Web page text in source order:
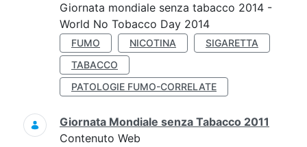
Giornata mondiale senza tabacco 2014 -
World No Tobacco Day 2014
FUMO NICOTINA
SIGARETTA
TABACCO
PATOLOGIE FUMO-CORRELATE
Giornata Mondiale senza Tabacco 2011
Contenuto Web